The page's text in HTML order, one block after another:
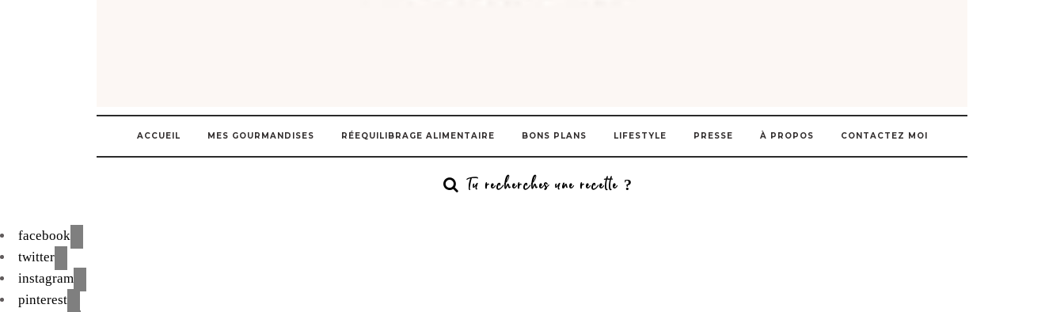
ACCUEIL MES GOURMANDISES RÉEQUILIBRAGE ALIMENTAIRE BONS PLANS LIFESTYLE PRESSE À PROPOS CONTACTEZ MOI
facebook
twitter
instagram
pinterest